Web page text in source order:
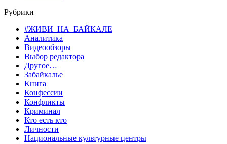
Рубрики
#ЖИВИ_НА_БАЙКАЛЕ
Аналитика
Видеообзоры
Выбор редактора
Другое…
Забайкалье
Книга
Конфессии
Конфликты
Криминал
Кто есть кто
Личности
Национальные культурные центры